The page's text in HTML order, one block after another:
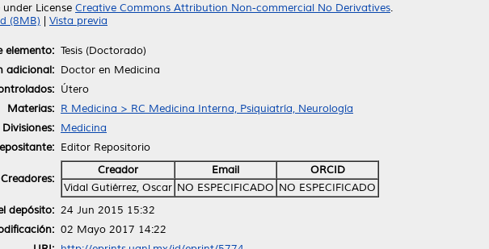
License Creative Commons Attribution Non-commercial No Derivatives.
(8MB)
Vista previa
elemento: Tesis (Doctorado)
adicional: Doctor en Medicina
Útero
Materias: R Medicina > RC Medicina Interna, Psiquiatría, Neurología
Divisiones: Medicina
Editor Repositorio
Creadores:
Creador Email
ORCID
Vidal Gutiérrez, Oscar NO ESPECIFICADO NO ESPECIFICADO
depósito: 24 Jun 2015 15:32
02 Mayo 2017 14:22